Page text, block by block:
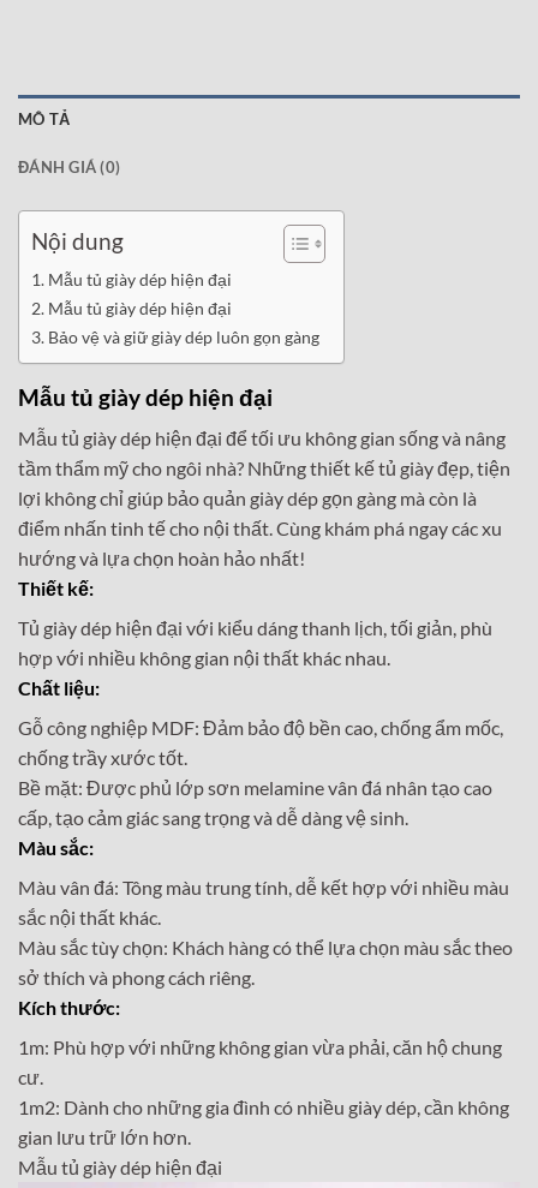
MÔ TẢ
ĐÁNH GIÁ (0)
Nội dung
Mẫu tủ giày dép hiện đại
Mẫu tủ giày dép hiện đại
Bảo vệ và giữ giày dép luôn gọn gàng
Mẫu tủ giày dép hiện đại
Mẫu tủ giày dép hiện đại để tối ưu không gian sống và nâng
tầm thẩm mỹ cho ngôi nhà? Những thiết kế tủ giày đẹp, tiện
lợi không chỉ giúp bảo quản giày dép gọn gàng mà còn là
điểm nhấn tinh tế cho nội thất. Cùng khám phá ngay các xu
hướng và lựa chọn hoàn hảo nhất!
Thiết kế:
Tủ giày dép hiện đại với kiểu dáng thanh lịch, tối giản, phù
hợp với nhiều không gian nội thất khác nhau.
Chất liệu:
Gỗ công nghiệp MDF: Đảm bảo độ bền cao, chống ẩm mốc,
chống trầy xước tốt.
Bề mặt: Được phủ lớp sơn melamine vân đá nhân tạo cao
cấp, tạo cảm giác sang trọng và dễ dàng vệ sinh.
Màu sắc:
Màu vân đá: Tông màu trung tính, dễ kết hợp với nhiều màu
sắc nội thất khác.
Màu sắc tùy chọn: Khách hàng có thể lựa chọn màu sắc theo
sở thích và phong cách riêng.
Kích thước:
1m: Phù hợp với những không gian vừa phải, căn hộ chung
cư.
1m2: Dành cho những gia đình có nhiều giày dép, cần không
gian lưu trữ lớn hơn.
Mẫu tủ giày dép hiện đại